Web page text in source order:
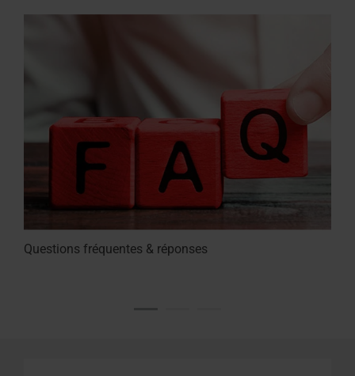
Questions fréquentes & réponses